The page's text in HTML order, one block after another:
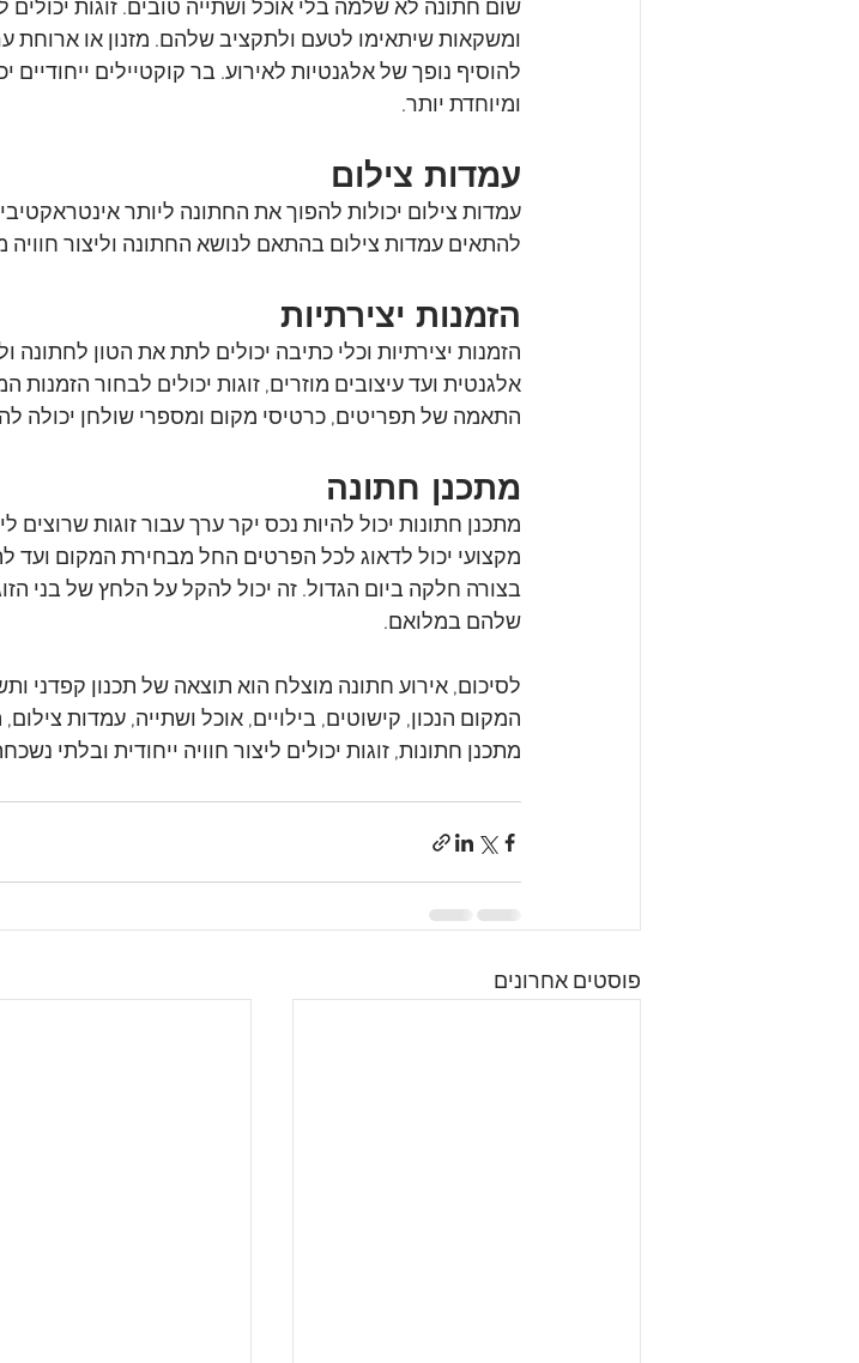
שום חתונה לא שלמה בלי אוכל ושתייה טובים. זוגות יכולים
ומשקאות שיתאימו לטעם ולתקציב שלהם. מזנון או ארוחת
להוסיף נופך של אלגנטיות לאירוע. בר קוקטיילים ייחודיים
ומיוחדת יותר.
עמדות צילום
עמדות צילום יכולות להפוך את החתונה ליותר
להתאים עמדות צילום בהתאם לנושא החתונה וליצור חוויה
הזמנות יצירתיות
הזמנות יצירתיות וכלי כתיבה יכולים לתת את הטון לחתונה
אלגנטית ועד עיצובים מוזרים, זוגות יכולים לבחור
התאמה של תפריטים, כרטיסי מקום ומספרי שולחן יכולה
מתכנן חתונה
מתכנן חתונות יכול להיות נכס יקר ערך עבור זוגות שרוצים
מקצועי יכול לדאוג לכל הפרטים החל מבחירת המקום ועד
בצורה חלקה ביום הגדול. זה יכול להקל על הלחץ של בני
שלהם במלואם.
לסיכום, אירוע חתונה מוצלח הוא תוצאה של תכנון קפדני
המקום הנכון, קישוטים, בילויים, אוכל ושתייה, עמדות
מתכנן חתונות, זוגות יכולים ליצור חוויה ייחודית ובלתי
פוסטים אחרונים